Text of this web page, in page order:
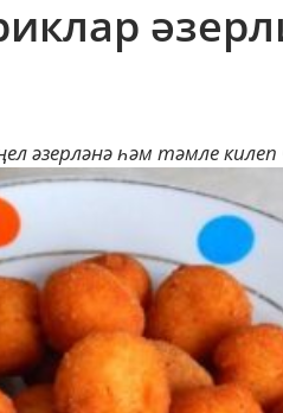
әзерләнә һәм тәмле килеп